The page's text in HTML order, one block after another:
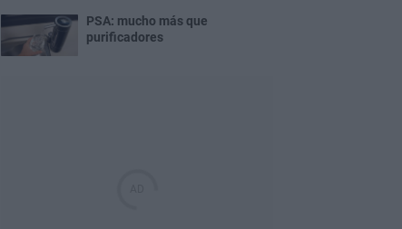
PSA: mucho más que
purificadores